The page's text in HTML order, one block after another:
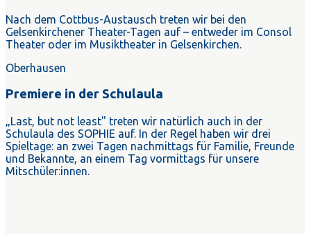
Nach dem Cottbus-Austausch treten wir bei den
Gelsenkirchener Theater-Tagen auf – entweder im Consol
Theater oder im Musiktheater in Gelsenkirchen.
Oberhausen
Premiere in der Schulaula
„Last, but not least" treten wir natürlich auch in der
Schulaula des SOPHIE auf. In der Regel haben wir drei
Spieltage: an zwei Tagen nachmittags für Familie, Freunde
und Bekannte, an einem Tag vormittags für unsere
Mitschüler:innen.